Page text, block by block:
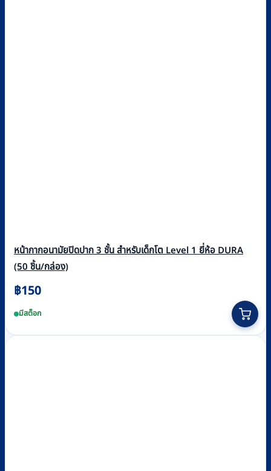
หน้ากากอนามัยปิดปาก 3 ชั้น สำหรับเด็กโต Level 1 ยี่ห้อ DURA
(50 ชิ้น/กล่อง)
฿150
มีสต็อก